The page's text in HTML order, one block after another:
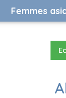
Femmes